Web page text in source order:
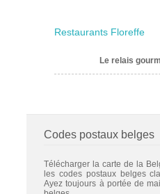
Restaurants Floreffe
Le relais
Codes postaux belges
Télécharger la carte de la
les codes postaux belges
Ayez toujours à portée de